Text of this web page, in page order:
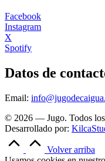
Facebook
Instagram
X
Spotify
Datos de
Email:
© 2026 — Jugo. Todos los
Desarrollado por:
Volver arriba